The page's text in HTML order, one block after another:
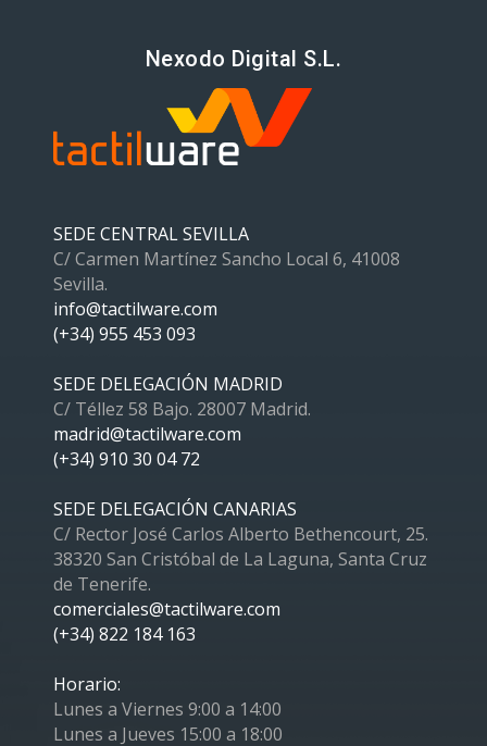
Nexodo Digital S.L.
SEDE CENTRAL SEVILLA
C/ Carmen Martínez Sancho Local 6, 41008
Sevilla.
info@tactilware.com
(+34) 955 453 093
SEDE DELEGACIÓN MADRID
C/ Téllez 58 Bajo. 28007 Madrid.
madrid@tactilware.com
(+34) 910 30 04 72
SEDE DELEGACIÓN CANARIAS
C/ Rector José Carlos Alberto Bethencourt, 25.
38320 San Cristóbal de La Laguna, Santa Cruz
de Tenerife.
comerciales@tactilware.com
(+34) 822 184 163
Horario:
Lunes a Viernes 9:00 a 14:00
Lunes a Jueves 15:00 a 18:00